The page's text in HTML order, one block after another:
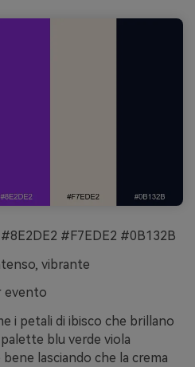
#F7EDE2 #0B132B
vibrante
evento
i petali di ibisco che brillano
blu verde viola
lasciando che la crema